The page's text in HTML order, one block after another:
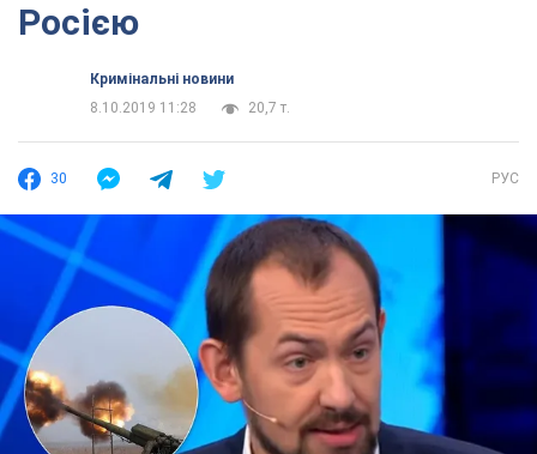
Росією
Кримінальні новини
8.10.2019 11:28
20,7 т.
30 РУС